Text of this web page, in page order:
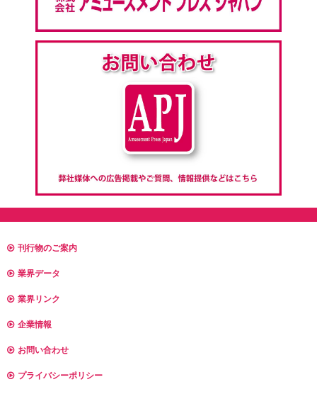
刊行物のご案内
業界データ
業界リンク
企業情報
お問い合わせ
プライバシーポリシー